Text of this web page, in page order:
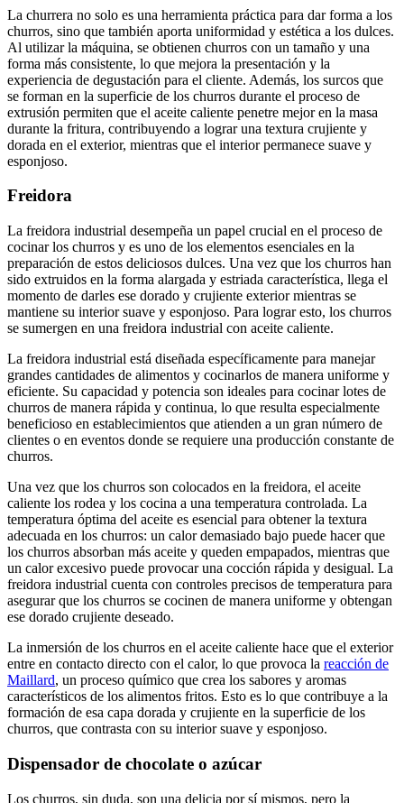
La churrera no solo es una herramienta práctica para dar forma a los
churros, sino que también aporta uniformidad y estética a los dulces.
Al utilizar la máquina, se obtienen churros con un tamaño y una
forma más consistente, lo que mejora la presentación y la
experiencia de degustación para el cliente. Además, los surcos que
se forman en la superficie de los churros durante el proceso de
extrusión permiten que el aceite caliente penetre mejor en la masa
durante la fritura, contribuyendo a lograr una textura crujiente y
dorada en el exterior, mientras que el interior permanece suave y
esponjoso.
Freidora
La freidora industrial desempeña un papel crucial en el proceso de
cocinar los churros y es uno de los elementos esenciales en la
preparación de estos deliciosos dulces. Una vez que los churros han
sido extruidos en la forma alargada y estriada característica, llega el
momento de darles ese dorado y crujiente exterior mientras se
mantiene su interior suave y esponjoso. Para lograr esto, los churros
se sumergen en una freidora industrial con aceite caliente.
La freidora industrial está diseñada específicamente para manejar
grandes cantidades de alimentos y cocinarlos de manera uniforme y
eficiente. Su capacidad y potencia son ideales para cocinar lotes de
churros de manera rápida y continua, lo que resulta especialmente
beneficioso en establecimientos que atienden a un gran número de
clientes o en eventos donde se requiere una producción constante de
churros.
Una vez que los churros son colocados en la freidora, el aceite
caliente los rodea y los cocina a una temperatura controlada. La
temperatura óptima del aceite es esencial para obtener la textura
adecuada en los churros: un calor demasiado bajo puede hacer que
los churros absorban más aceite y queden empapados, mientras que
un calor excesivo puede provocar una cocción rápida y desigual. La
freidora industrial cuenta con controles precisos de temperatura para
asegurar que los churros se cocinen de manera uniforme y obtengan
ese dorado crujiente deseado.
La inmersión de los churros en el aceite caliente hace que el exterior
entre en contacto directo con el calor, lo que provoca la reacción de
Maillard, un proceso químico que crea los sabores y aromas
característicos de los alimentos fritos. Esto es lo que contribuye a la
formación de esa capa dorada y crujiente en la superficie de los
churros, que contrasta con su interior suave y esponjoso.
Dispensador de chocolate o azúcar
Los churros, sin duda, son una delicia por sí mismos, pero la